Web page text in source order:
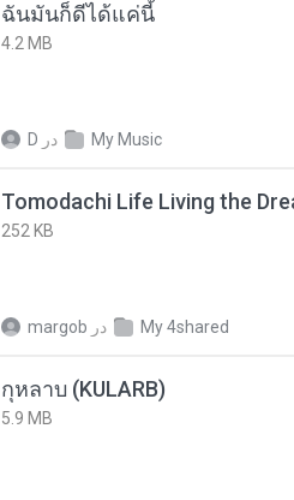
ฉันมันก็ดีได้แค่นี้
4.2 MB
D در My Music
252 KB
margob در My 4shared
กุหลาบ (KULARB)
5.9 MB